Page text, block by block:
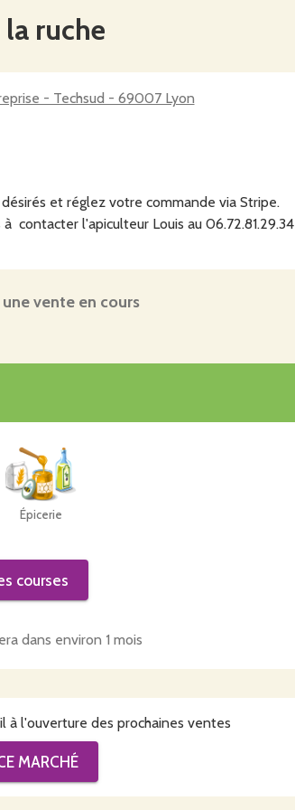
ruche
- Techsud - 69007 Lyon
et réglez votre commande via Stripe.
contacter l'apiculteur Louis au 06.72.81.29.34
vente en cours
Épicerie
courses
dans environ 1 mois
à l'ouverture des prochaines ventes
MARCHÉ